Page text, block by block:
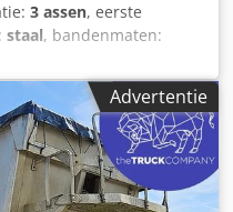
3 assen, eerste
staal, bandenmaten:
SAF Remmen:
Achteras 1:
12 mm Achteras 2:
10 mm Achteras 3: LM-
Profiel rechts: 7 mm
Csdpozrblcofx Af Rjrf
Advertentie